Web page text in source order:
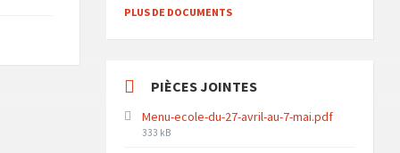
PLUS DE DOCUMENTS
PIÈCES JOINTES
Menu-ecole-du-27-avril-au-7-mai.pdf
File
333 kB